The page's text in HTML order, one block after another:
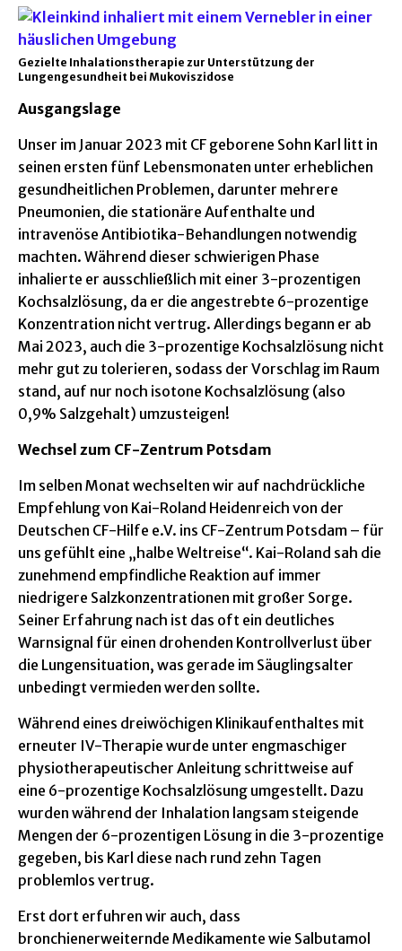
Gezielte Inhalationstherapie zur Unterstützung der
Lungengesundheit bei Mukoviszidose
Ausgangslage
Unser im Januar 2023 mit CF geborene Sohn Karl litt in
seinen ersten fünf Lebensmonaten unter erheblichen
gesundheitlichen Problemen, darunter mehrere
Pneumonien, die stationäre Aufenthalte und
intravenöse Antibiotika-Behandlungen notwendig
machten. Während dieser schwierigen Phase
inhalierte er ausschließlich mit einer 3-prozentigen
Kochsalzlösung, da er die angestrebte 6-prozentige
Konzentration nicht vertrug. Allerdings begann er ab
Mai 2023, auch die 3-prozentige Kochsalzlösung nicht
mehr gut zu tolerieren, sodass der Vorschlag im Raum
stand, auf nur noch isotone Kochsalzlösung (also
0,9% Salzgehalt) umzusteigen!
Wechsel zum CF-Zentrum Potsdam
Im selben Monat wechselten wir auf nachdrückliche
Empfehlung von Kai-Roland Heidenreich von der
Deutschen CF-Hilfe e.V. ins CF-Zentrum Potsdam – für
uns gefühlt eine „halbe Weltreise“. Kai-Roland sah die
zunehmend empfindliche Reaktion auf immer
niedrigere Salzkonzentrationen mit großer Sorge.
Seiner Erfahrung nach ist das oft ein deutliches
Warnsignal für einen drohenden Kontrollverlust über
die Lungensituation, was gerade im Säuglingsalter
unbedingt vermieden werden sollte.
Während eines dreiwöchigen Klinikaufenthaltes mit
erneuter IV-Therapie wurde unter engmaschiger
physiotherapeutischer Anleitung schrittweise auf
eine 6-prozentige Kochsalzlösung umgestellt. Dazu
wurden während der Inhalation langsam steigende
Mengen der 6-prozentigen Lösung in die 3-prozentige
gegeben, bis Karl diese nach rund zehn Tagen
problemlos vertrug.
Erst dort erfuhren wir auch, dass
bronchienerweiternde Medikamente wie Salbutamol